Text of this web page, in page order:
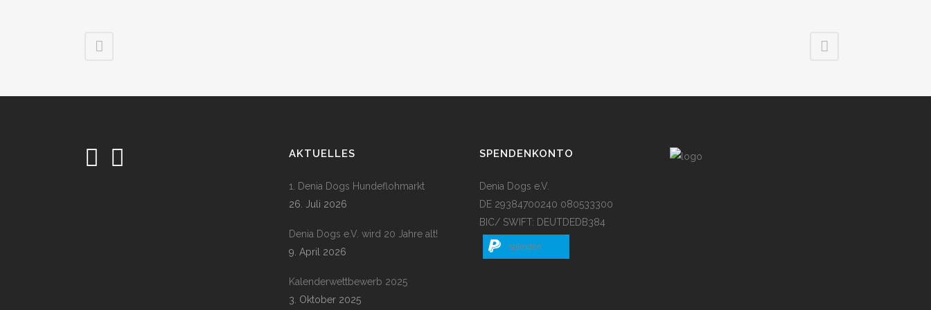
AKTUELLES
1. Denia Dogs Hundeflohmarkt
26. Juli 2026
Denia Dogs e.V. wird 20 Jahre alt!
9. April 2026
Kalenderwettbewerb 2025
3. Oktober 2025
SPENDENKONTO
Denia Dogs e.V.
DE 29384700240 080533300
BIC/ SWIFT: DEUTDEDB384
spenden